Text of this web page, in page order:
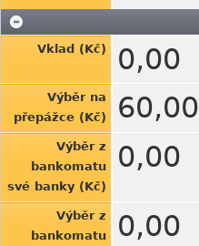
Vklad (Kč) 0,00
Výběr na
přepážce (Kč)
60,00
Výběr z
bankomatu
své banky (Kč)
0,00
Výběr z
bankomatu
0,00